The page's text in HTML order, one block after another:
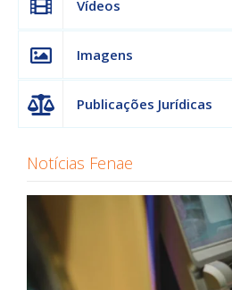
Vídeos
Imagens
Publicações Jurídicas
Notícias Fenae